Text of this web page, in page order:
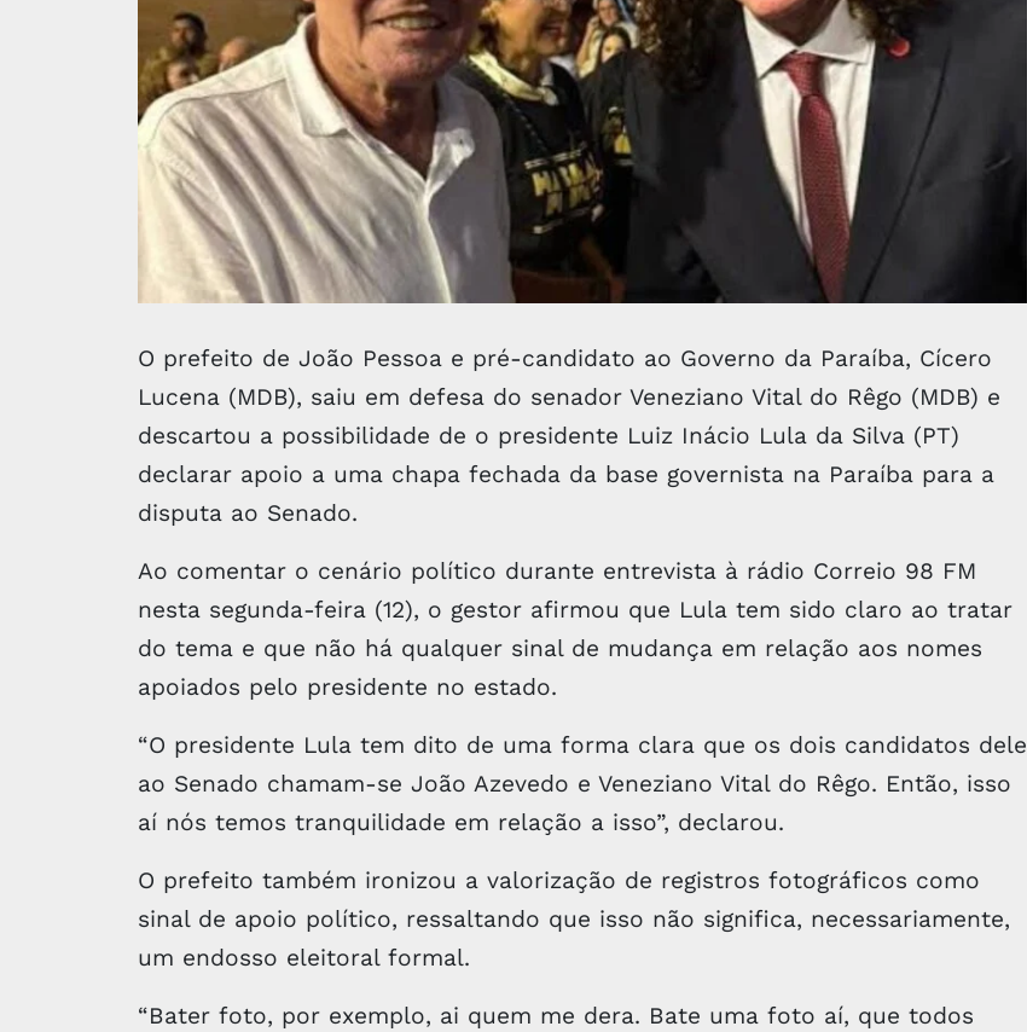
O prefeito de João Pessoa e pré-candidato ao Governo da Paraíba, Cícero
Lucena (MDB), saiu em defesa do senador Veneziano Vital do Rêgo (MDB) e
descartou a possibilidade de o presidente Luiz Inácio Lula da Silva (PT)
declarar apoio a uma chapa fechada da base governista na Paraíba para a
disputa ao Senado.
Ao comentar o cenário político durante entrevista à rádio Correio 98 FM
nesta segunda-feira (12), o gestor afirmou que Lula tem sido claro ao tratar
do tema e que não há qualquer sinal de mudança em relação aos nomes
apoiados pelo presidente no estado.
“O presidente Lula tem dito de uma forma clara que os dois candidatos dele
ao Senado chamam-se João Azevedo e Veneziano Vital do Rêgo. Então, isso
aí nós temos tranquilidade em relação a isso”, declarou.
O prefeito também ironizou a valorização de registros fotográficos como
sinal de apoio político, ressaltando que isso não significa, necessariamente,
um endosso eleitoral formal.
“Bater foto, por exemplo, ai quem me dera. Bate uma foto aí, que todos